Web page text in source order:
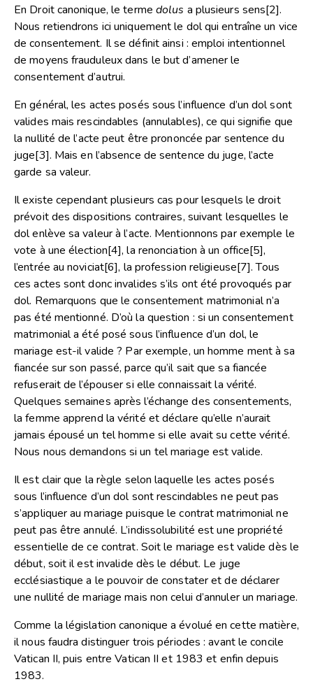
En Droit canonique, le terme dolus a plusieurs sens[2].
Nous retiendrons ici uniquement le dol qui entraîne un vice
de consentement. Il se définit ainsi : emploi intentionnel
de moyens frauduleux dans le but d’amener le
consentement d’autrui.
En général, les actes posés sous l’influence d’un dol sont
valides mais rescindables (annulables), ce qui signifie que
la nullité de l’acte peut être prononcée par sentence du
juge[3]. Mais en l’absence de sentence du juge, l’acte
garde sa valeur.
Il existe cependant plusieurs cas pour lesquels le droit
prévoit des dispositions contraires, suivant lesquelles le
dol enlève sa valeur à l’acte. Mentionnons par exemple le
vote à une élection[4], la renonciation à un office[5],
l’entrée au noviciat[6], la profession religieuse[7]. Tous
ces actes sont donc invalides s’ils ont été provoqués par
dol. Remarquons que le consentement matrimonial n’a
pas été mentionné. D’où la question : si un consentement
matrimonial a été posé sous l’influence d’un dol, le
mariage est-il valide ? Par exemple, un homme ment à sa
fiancée sur son passé, parce qu’il sait que sa fiancée
refuserait de l’épouser si elle connaissait la vérité.
Quelques semaines après l’échange des consentements,
la femme apprend la vérité et déclare qu’elle n’aurait
jamais épousé un tel homme si elle avait su cette vérité.
Nous nous demandons si un tel mariage est valide.
Il est clair que la règle selon laquelle les actes posés
sous l’influence d’un dol sont rescindables ne peut pas
s’appliquer au mariage puisque le contrat matrimonial ne
peut pas être annulé. L’indissolubilité est une propriété
essentielle de ce contrat. Soit le mariage est valide dès le
début, soit il est invalide dès le début. Le juge
ecclésiastique a le pouvoir de constater et de déclarer
une nullité de mariage mais non celui d’annuler un mariage.
Comme la législation canonique a évolué en cette matière,
il nous faudra distinguer trois périodes : avant le concile
Vatican II, puis entre Vatican II et 1983 et enfin depuis
1983.